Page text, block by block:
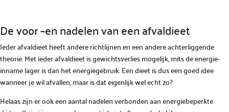
De voor –en nadelen van een afvaldieet
Ieder afvaldieet heeft andere richtlijnen en een andere achterliggende
theorie. Met ieder afvaldieet is gewichtsverlies mogelijk, mits de energie-
inname lager is dan het energiegebruik. Een dieet is dus een goed idee
wanneer je wil afvallen, maar is dat eigenlijk wel echt zo?
Helaas zijn er ook een aantal nadelen verbonden aan energiebeperkte